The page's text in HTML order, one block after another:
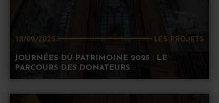
18/09/2025 LES PROJETS
JOURNÉES DU PATRIMOINE 2025 : LE
PARCOURS DES DONATEURS